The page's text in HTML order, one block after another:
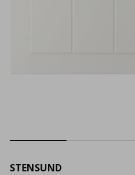
STENSUND